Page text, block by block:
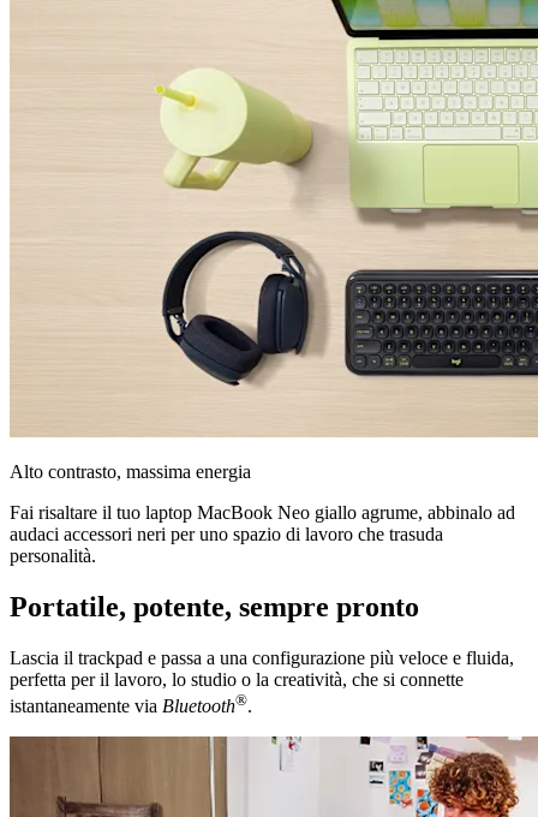
Alto contrasto, massima energia
Fai risaltare il tuo laptop MacBook Neo giallo agrume, abbinalo ad
audaci accessori neri per uno spazio di lavoro che trasuda
personalità.
Portatile, potente, sempre pronto
Lascia il trackpad e passa a una configurazione più veloce e fluida,
perfetta per il lavoro, lo studio o la creatività, che si connette
istantaneamente via Bluetooth®.